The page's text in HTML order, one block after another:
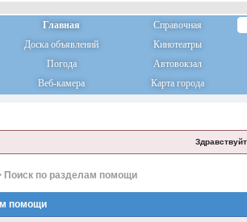
Главная
Справочная
Доска объявлений
Кинотеатры
Погода
Автовокзал
Веб-камера
Карта города
Поиск по разделам помощи
помощи